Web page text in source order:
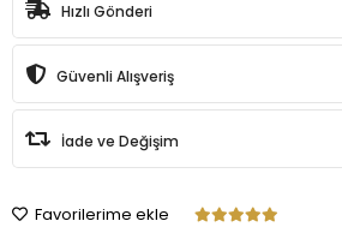
Hızlı Gönderi
Güvenli Alışveriş
İade ve Değişim
Favorilerime ekle